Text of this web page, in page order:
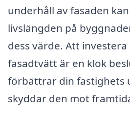
underhåll av fasaden
livslängden på
dess värde. Att
fasadtvätt är en klok
förbättrar din fastighets
skyddar den mot